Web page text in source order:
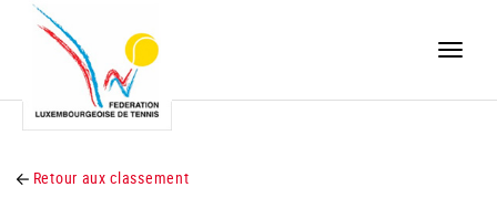
Toggle
Retour aux classement